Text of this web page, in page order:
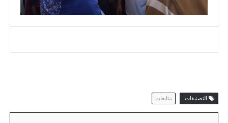
التصنيفات: متابعات